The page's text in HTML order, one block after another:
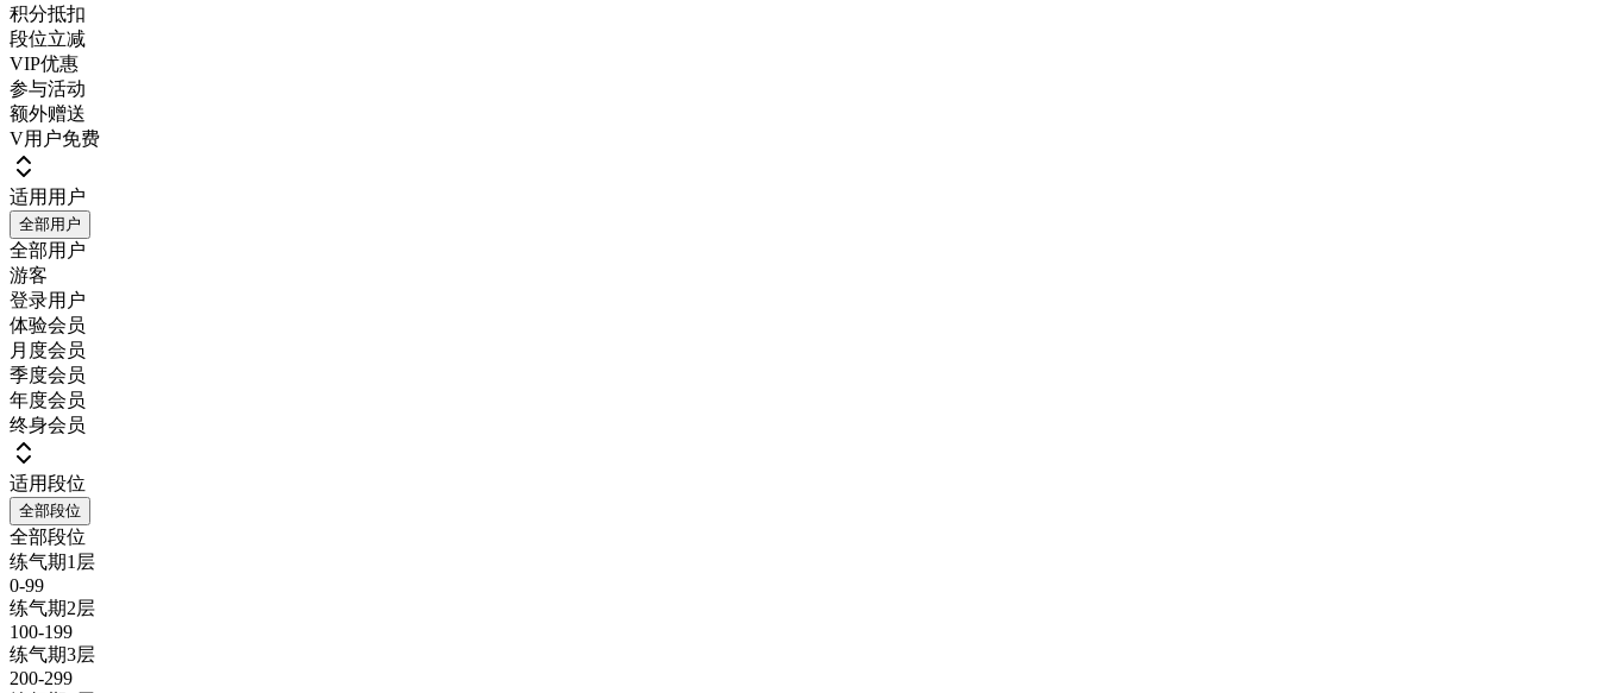
积分抵扣
段位立减
VIP优惠
参与活动
额外赠送
V用户免费
适用用户
全部用户
全部用户
游客
登录用户
体验会员
月度会员
季度会员
年度会员
终身会员
适用段位
全部段位
全部段位
练气期1层
0-99
练气期2层
100-199
练气期3层
200-299